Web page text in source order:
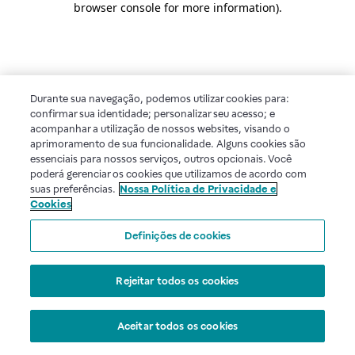
browser console for more information).
Durante sua navegação, podemos utilizar cookies para:
confirmar sua identidade; personalizar seu acesso; e
acompanhar a utilização de nossos websites, visando o
aprimoramento de sua funcionalidade. Alguns cookies são
essenciais para nossos serviços, outros opcionais. Você
poderá gerenciar os cookies que utilizamos de acordo com
suas preferências. Nossa Política de Privacidade e
Cookies
Definições de cookies
Rejeitar todos os cookies
Aceitar todos os cookies